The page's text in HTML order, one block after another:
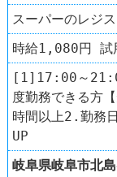
スーパーのレジ
時給1,080円 試
[1]17:00～
度勤務できる方
時間以上2.勤務
UP
岐阜県岐阜市北島